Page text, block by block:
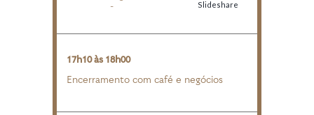
-
Slideshare
17h10 às 18h00
Encerramento com café e negócios